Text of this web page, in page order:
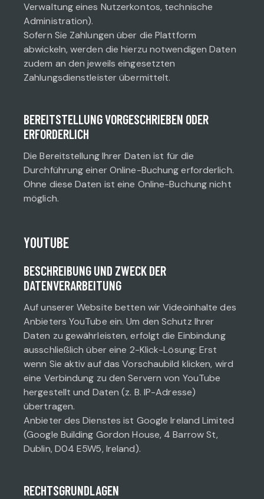
Verwaltung eines Nutzerkontos, technische
Administration).
Sofern Sie Zahlungen über die Plattform
abwickeln, werden die hierzu notwendigen Daten
zudem an den jeweils eingesetzten
Zahlungsdienstleister übermittelt.
BEREITSTELLUNG VORGESCHRIEBEN ODER
ERFORDERLICH
Die Bereitstellung Ihrer Daten ist für die
Durchführung einer Online-Buchung erforderlich.
Ohne diese Daten ist eine Online-Buchung nicht
möglich.
YOUTUBE
BESCHREIBUNG UND ZWECK DER
DATENVERARBEITUNG
Auf unserer Website betten wir Videoinhalte des
Anbieters YouTube ein. Um den Schutz Ihrer
Daten zu gewährleisten, erfolgt die Einbindung
ausschließlich über eine 2-Klick-Lösung: Erst
wenn Sie aktiv auf das Vorschaubild klicken, wird
eine Verbindung zu den Servern von YouTube
hergestellt und Daten (z. B. IP-Adresse)
übertragen.
Anbieter des Dienstes ist Google Ireland Limited
(Google Building Gordon House, 4 Barrow St,
Dublin, D04 E5W5, Ireland).
RECHTSGRUNDLAGEN